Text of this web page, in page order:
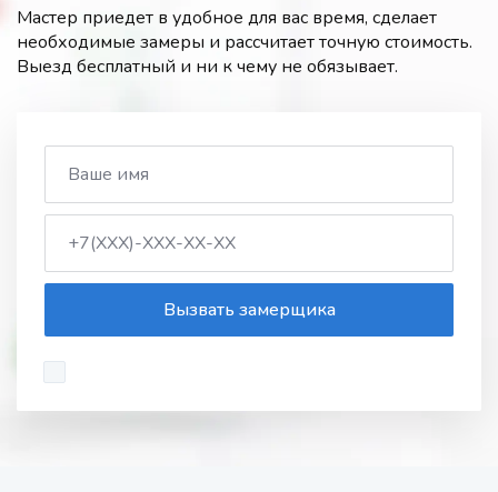
Мастер приедет в удобное для вас время, сделает
необходимые замеры и рассчитает точную стоимость.
Выезд бесплатный и ни к чему не обязывает.
Вызвать замерщика